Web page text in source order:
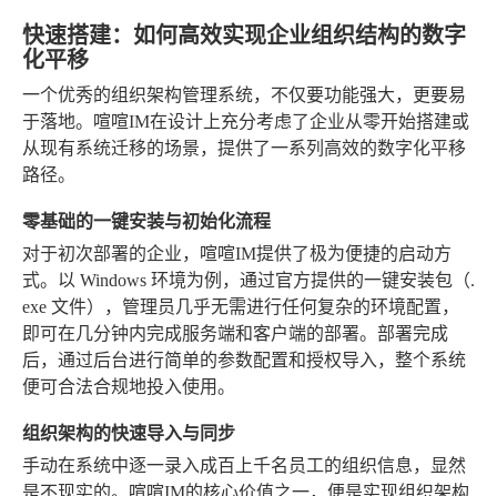
快速搭建：如何高效实现企业组织结构的数字
化平移
一个优秀的组织架构管理系统，不仅要功能强大，更要易
于落地。喧喧IM在设计上充分考虑了企业从零开始搭建或
从现有系统迁移的场景，提供了一系列高效的数字化平移
路径。
零基础的一键安装与初始化流程
对于初次部署的企业，喧喧IM提供了极为便捷的启动方
式。以 Windows 环境为例，通过官方提供的一键安装包（.
exe 文件），管理员几乎无需进行任何复杂的环境配置，
即可在几分钟内完成服务端和客户端的部署。部署完成
后，通过后台进行简单的参数配置和授权导入，整个系统
便可合法合规地投入使用。
组织架构的快速导入与同步
手动在系统中逐一录入成百上千名员工的组织信息，显然
是不现实的。喧喧IM的核心价值之一，便是实现组织架构